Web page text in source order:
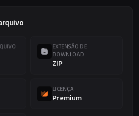
EXTENSÃO DE
DOWNLOAD
ZIP
LICENÇA
Premium